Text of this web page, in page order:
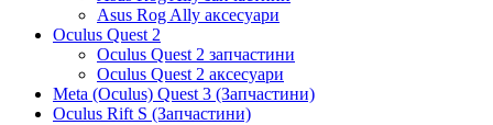
Asus Rog Ally аксесуари
Oculus Quest 2
Oculus Quest 2 запчастини
Oculus Quest 2 аксесуари
Meta (Oculus) Quest 3 (Запчастини)
Oculus Rift S (Запчастини)